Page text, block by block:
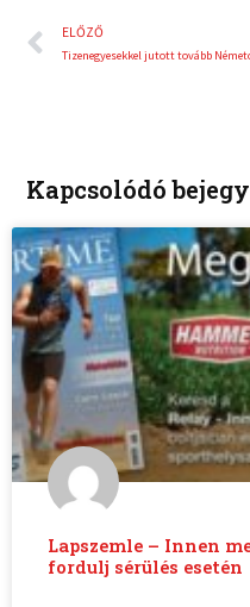
Előző
ELŐZŐ
Kapcsolódó
Lapszemle – Innen
fordulj sérülés esetén